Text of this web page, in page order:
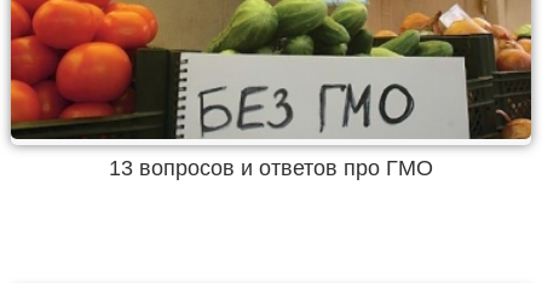
13 вопросов и ответов про ГМО